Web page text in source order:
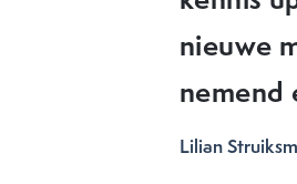
Celine